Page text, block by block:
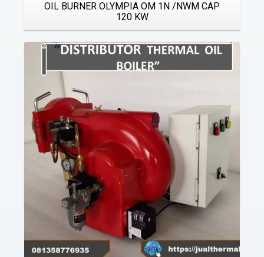
OIL BURNER OLYMPIA OM 1N /NWM CAP
120 KW